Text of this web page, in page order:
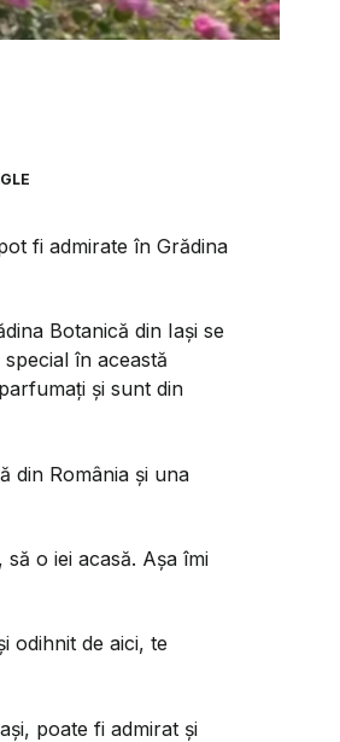
fi admirate în Grădina
Botanică din Iași se
în această
și sunt din
din România și una
o iei acasă. Așa îmi
odihnit de aici, te
poate fi admirat și